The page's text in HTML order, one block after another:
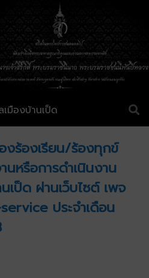
เมืองบ้านเป็ด
งร้องเรียน/ร้องทุกข์
หรือการดำเนินงาน
เป็ด ผ่านเว็บไซต์ เพจ
ประจำเดือน